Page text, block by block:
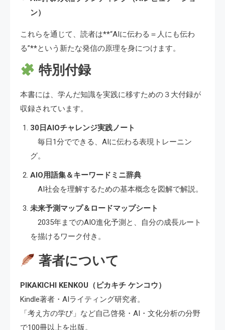
ン）
これらを通じて、読者は**“AIに伝わる＝人にも伝わ
る”**という新たな発信の原理を身につけます。
特別付録
本書には、学んだ知識を実践に移すための３大付録が
収録されています。
30日AIOチャレンジ実践ノート
毎日1分でできる、AIに伝わる表現トレーニン
グ。
AIO用語集＆キーワードミニ辞典
AI社会を理解するための基本概念を図解で解説。
未来予測マップ＆ロードマップシート
2035年までのAIO進化予測と、自分の成長ルート
を描けるワーク付き。
著者について
PIKAKICHI KENKOU（ピカキチ ケンコウ）
Kindle著者・AIライティング研究者。
「考え方の学び」など自己啓発・AI・文化分析の分野
で100冊以上を出版。